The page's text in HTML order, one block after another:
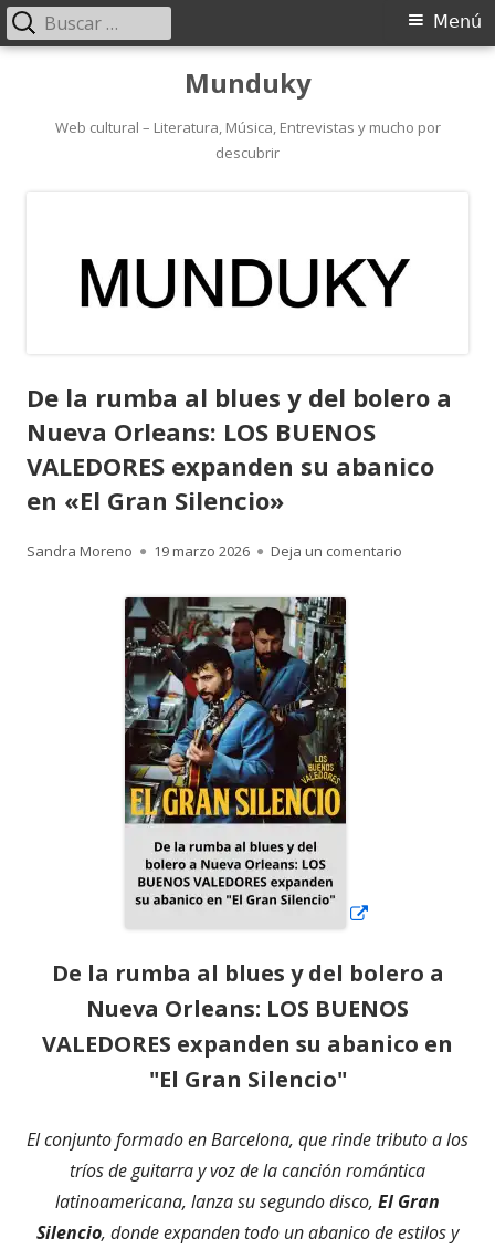
contenido
Munduky
Web cultural – Literatura, Música, Entrevistas y mucho por
descubrir
Menú
Menú
Buscar:
De la rumba al blues y del bolero a
Nueva Orleans: LOS BUENOS
VALEDORES expanden su abanico
en «El Gran Silencio»
Autor
Sandra Moreno
Publicado
19 marzo 2026 Deja un comentario
De la rumba al blues y del bolero a
Nueva Orleans: LOS BUENOS
VALEDORES expanden su abanico en
"El Gran Silencio"
El conjunto formado en Barcelona, que rinde tributo a los
tríos de guitarra y voz de la canción romántica
latinoamericana, lanza su segundo disco, El Gran
Silencio, donde expanden todo un abanico de estilos y